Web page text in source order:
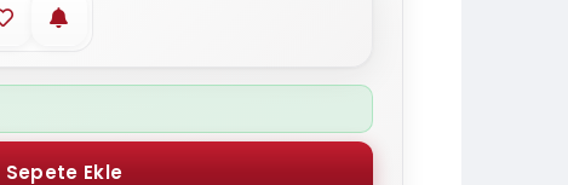
Favorilere ekle
Stoğa gelince haber ver